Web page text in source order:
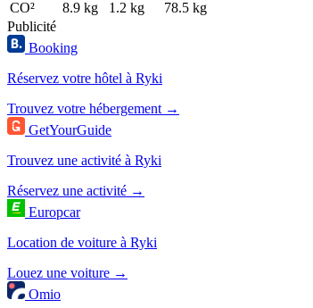
CO²
8.9 kg 1.2 kg
78.5 kg
Publicité
Booking
Réservez votre hôtel à Ryki
Trouvez votre hébergement →
GetYourGuide
Trouvez une activité à Ryki
Réservez une activité →
Europcar
Location de voiture à Ryki
Louez une voiture →
Omio